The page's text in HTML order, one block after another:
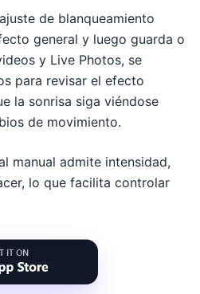
de blanqueamiento
general y luego guarda o
y Live Photos, se
para revisar el efecto
la sonrisa siga viéndose
de movimiento.
manual admite intensidad,
lo que facilita controlar